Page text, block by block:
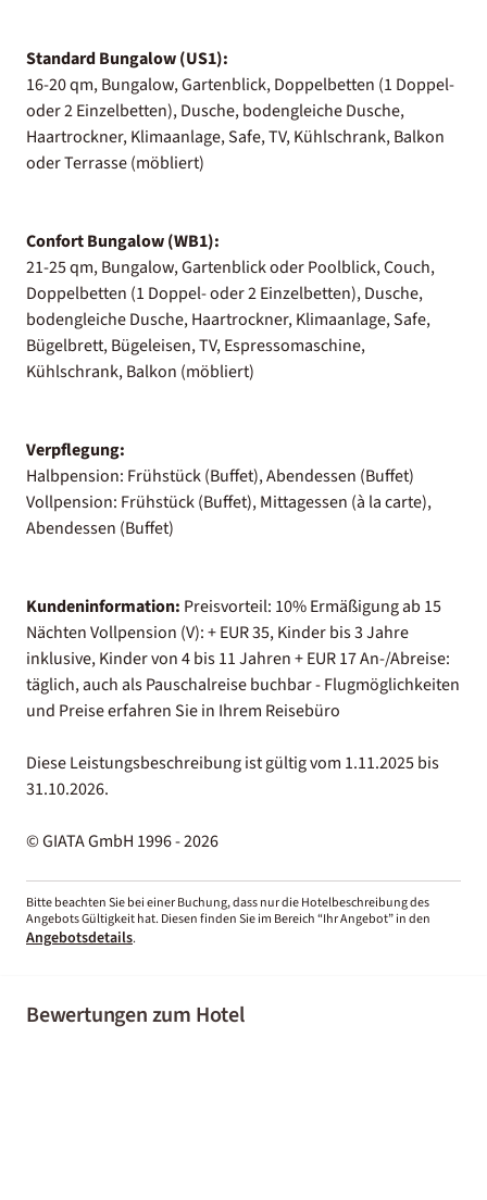
Standard Bungalow (US1):
16-20 qm, Bungalow, Gartenblick, Doppelbetten (1 Doppel-
oder 2 Einzelbetten), Dusche, bodengleiche Dusche,
Haartrockner, Klimaanlage, Safe, TV, Kühlschrank, Balkon
oder Terrasse (möbliert)
Confort Bungalow (WB1):
21-25 qm, Bungalow, Gartenblick oder Poolblick, Couch,
Doppelbetten (1 Doppel- oder 2 Einzelbetten), Dusche,
bodengleiche Dusche, Haartrockner, Klimaanlage, Safe,
Bügelbrett, Bügeleisen, TV, Espressomaschine,
Kühlschrank, Balkon (möbliert)
Verpflegung:
Halbpension: Frühstück (Buffet), Abendessen (Buffet)
Vollpension: Frühstück (Buffet), Mittagessen (à la carte),
Abendessen (Buffet)
Kundeninformation: Preisvorteil: 10% Ermäßigung ab 15
Nächten Vollpension (V): + EUR 35, Kinder bis 3 Jahre
inklusive, Kinder von 4 bis 11 Jahren + EUR 17 An-/Abreise:
täglich, auch als Pauschalreise buchbar - Flugmöglichkeiten
und Preise erfahren Sie in Ihrem Reisebüro
Diese Leistungsbeschreibung ist gültig vom 1.11.2025 bis
31.10.2026.
© GIATA GmbH 1996 - 2026
Bitte beachten Sie bei einer Buchung, dass nur die Hotelbeschreibung des
Angebots Gültigkeit hat. Diesen finden Sie im Bereich “Ihr Angebot” in den
Angebotsdetails.
Bewertungen zum Hotel